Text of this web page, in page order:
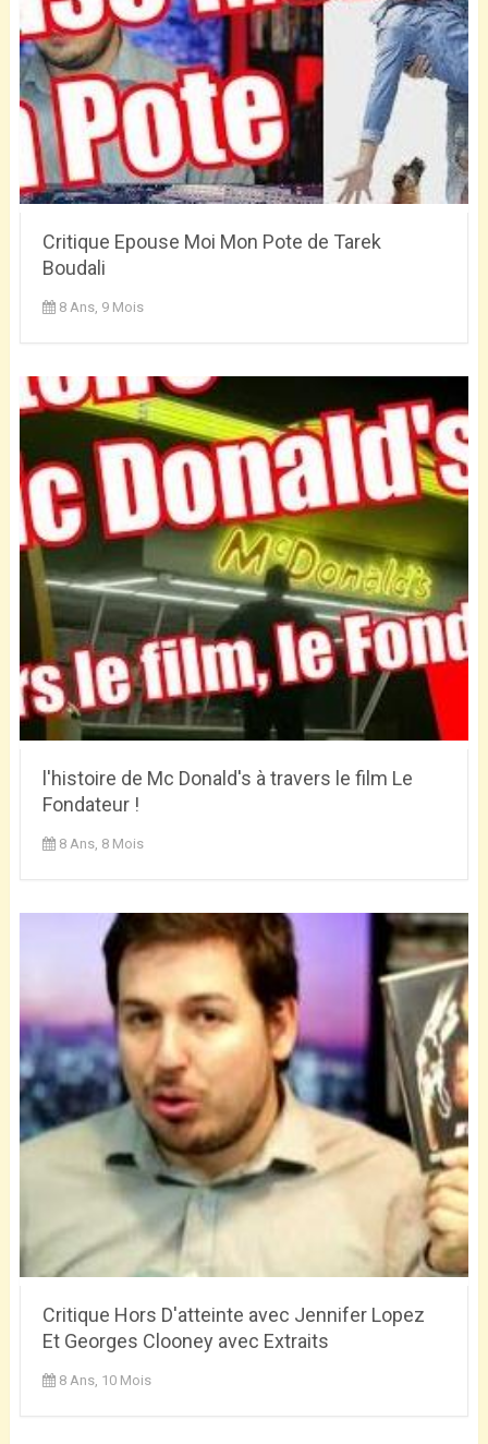
Critique Epouse Moi Mon Pote de Tarek
Boudali
8 Ans, 9 Mois
l'histoire de Mc Donald's à travers le film Le
Fondateur !
8 Ans, 8 Mois
Critique Hors D'atteinte avec Jennifer Lopez
Et Georges Clooney avec Extraits
8 Ans, 10 Mois